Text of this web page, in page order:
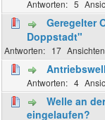
5
Geregelter
Doppstadt"
17
4
Welle an
eingelaufen?